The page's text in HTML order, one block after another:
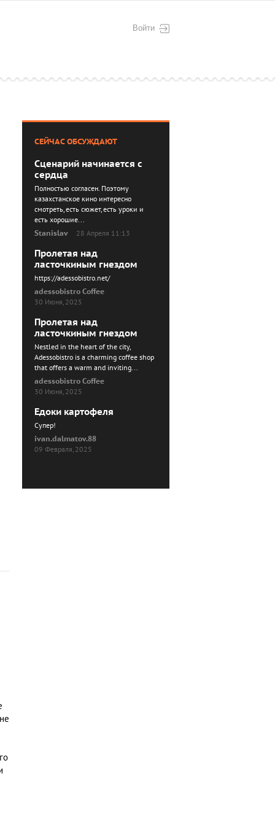
Войти
СЕЙЧАС ОБСУЖДАЮТ
Сценарий начинается с
сердца
Полностью согласен. Поэтому
казахстанское кино интересно
смотреть, есть сюжет, есть уроки и
есть хорошие...
Stanislav
28 Апреля 11:13
Пролетая над
ласточкиным гнездом
https://adessobistro.net/
adessobistro Coffee
30 Июня, 2025
Пролетая над
ласточкиным гнездом
Nestled in the heart of the city,
Adessobistro is a charming coffee shop
that offers a warm and inviting...
adessobistro Coffee
30 Июня, 2025
Едоки картофеля
Cупер!
ivan.dalmatov.88
09 Февраля, 2025